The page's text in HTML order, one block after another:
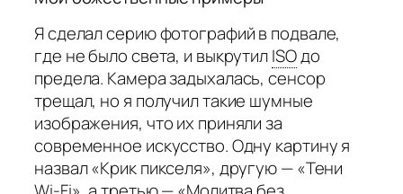
Я сделал серию фотографий в подвале,
где не было света, и выкрутилISOдо
предела. Камера задыхалась, сенсор
трещал, но я получил такие шумные
изображения, что их приняли за
современное искусство. Одну картину я
назвал «Крик пикселя», другую — «Тени